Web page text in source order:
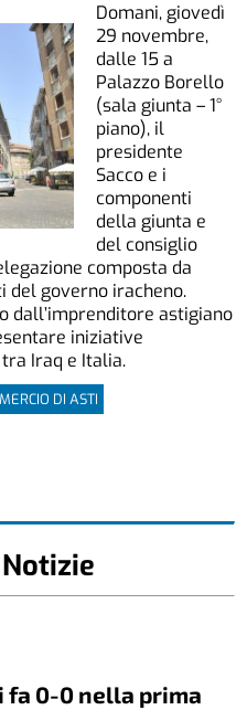
Domani, giovedì
29 novembre,
dalle 15 a
Palazzo Borello
(sala giunta – 1°
piano), il
presidente
Sacco e i
componenti
della giunta e
del consiglio
composta da
governo iracheno.
dall’imprenditore astigiano
iniziative
Iraq e Italia.
DI ASTI
fa 0-0 nella prima